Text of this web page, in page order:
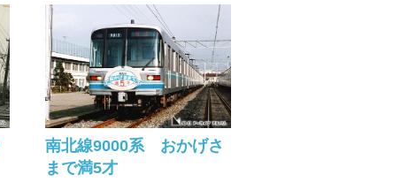
南北線9000系 おかげさ
まで満5才